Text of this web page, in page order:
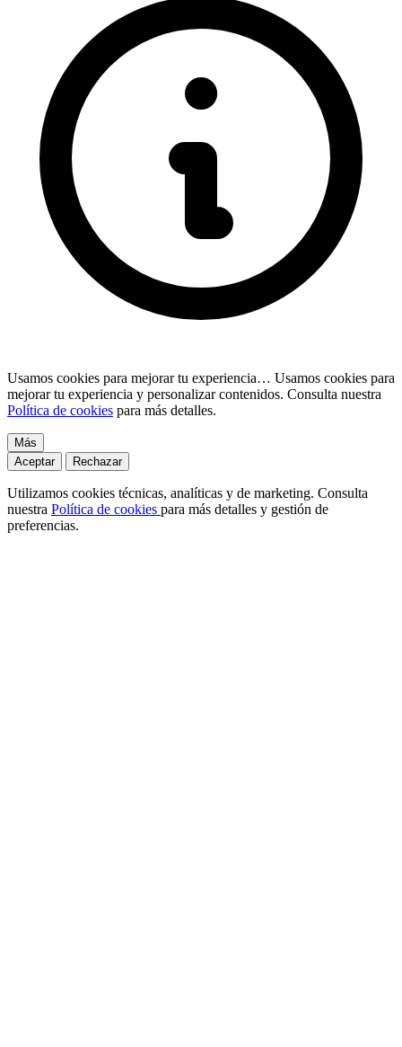
Usamos cookies para mejorar tu experiencia… Usamos cookies para
mejorar tu experiencia y personalizar contenidos. Consulta nuestra
Política de cookies para más detalles.
Más
Aceptar
Rechazar
Utilizamos cookies técnicas, analíticas y de marketing. Consulta
nuestra Política de cookies para más detalles y gestión de
preferencias.